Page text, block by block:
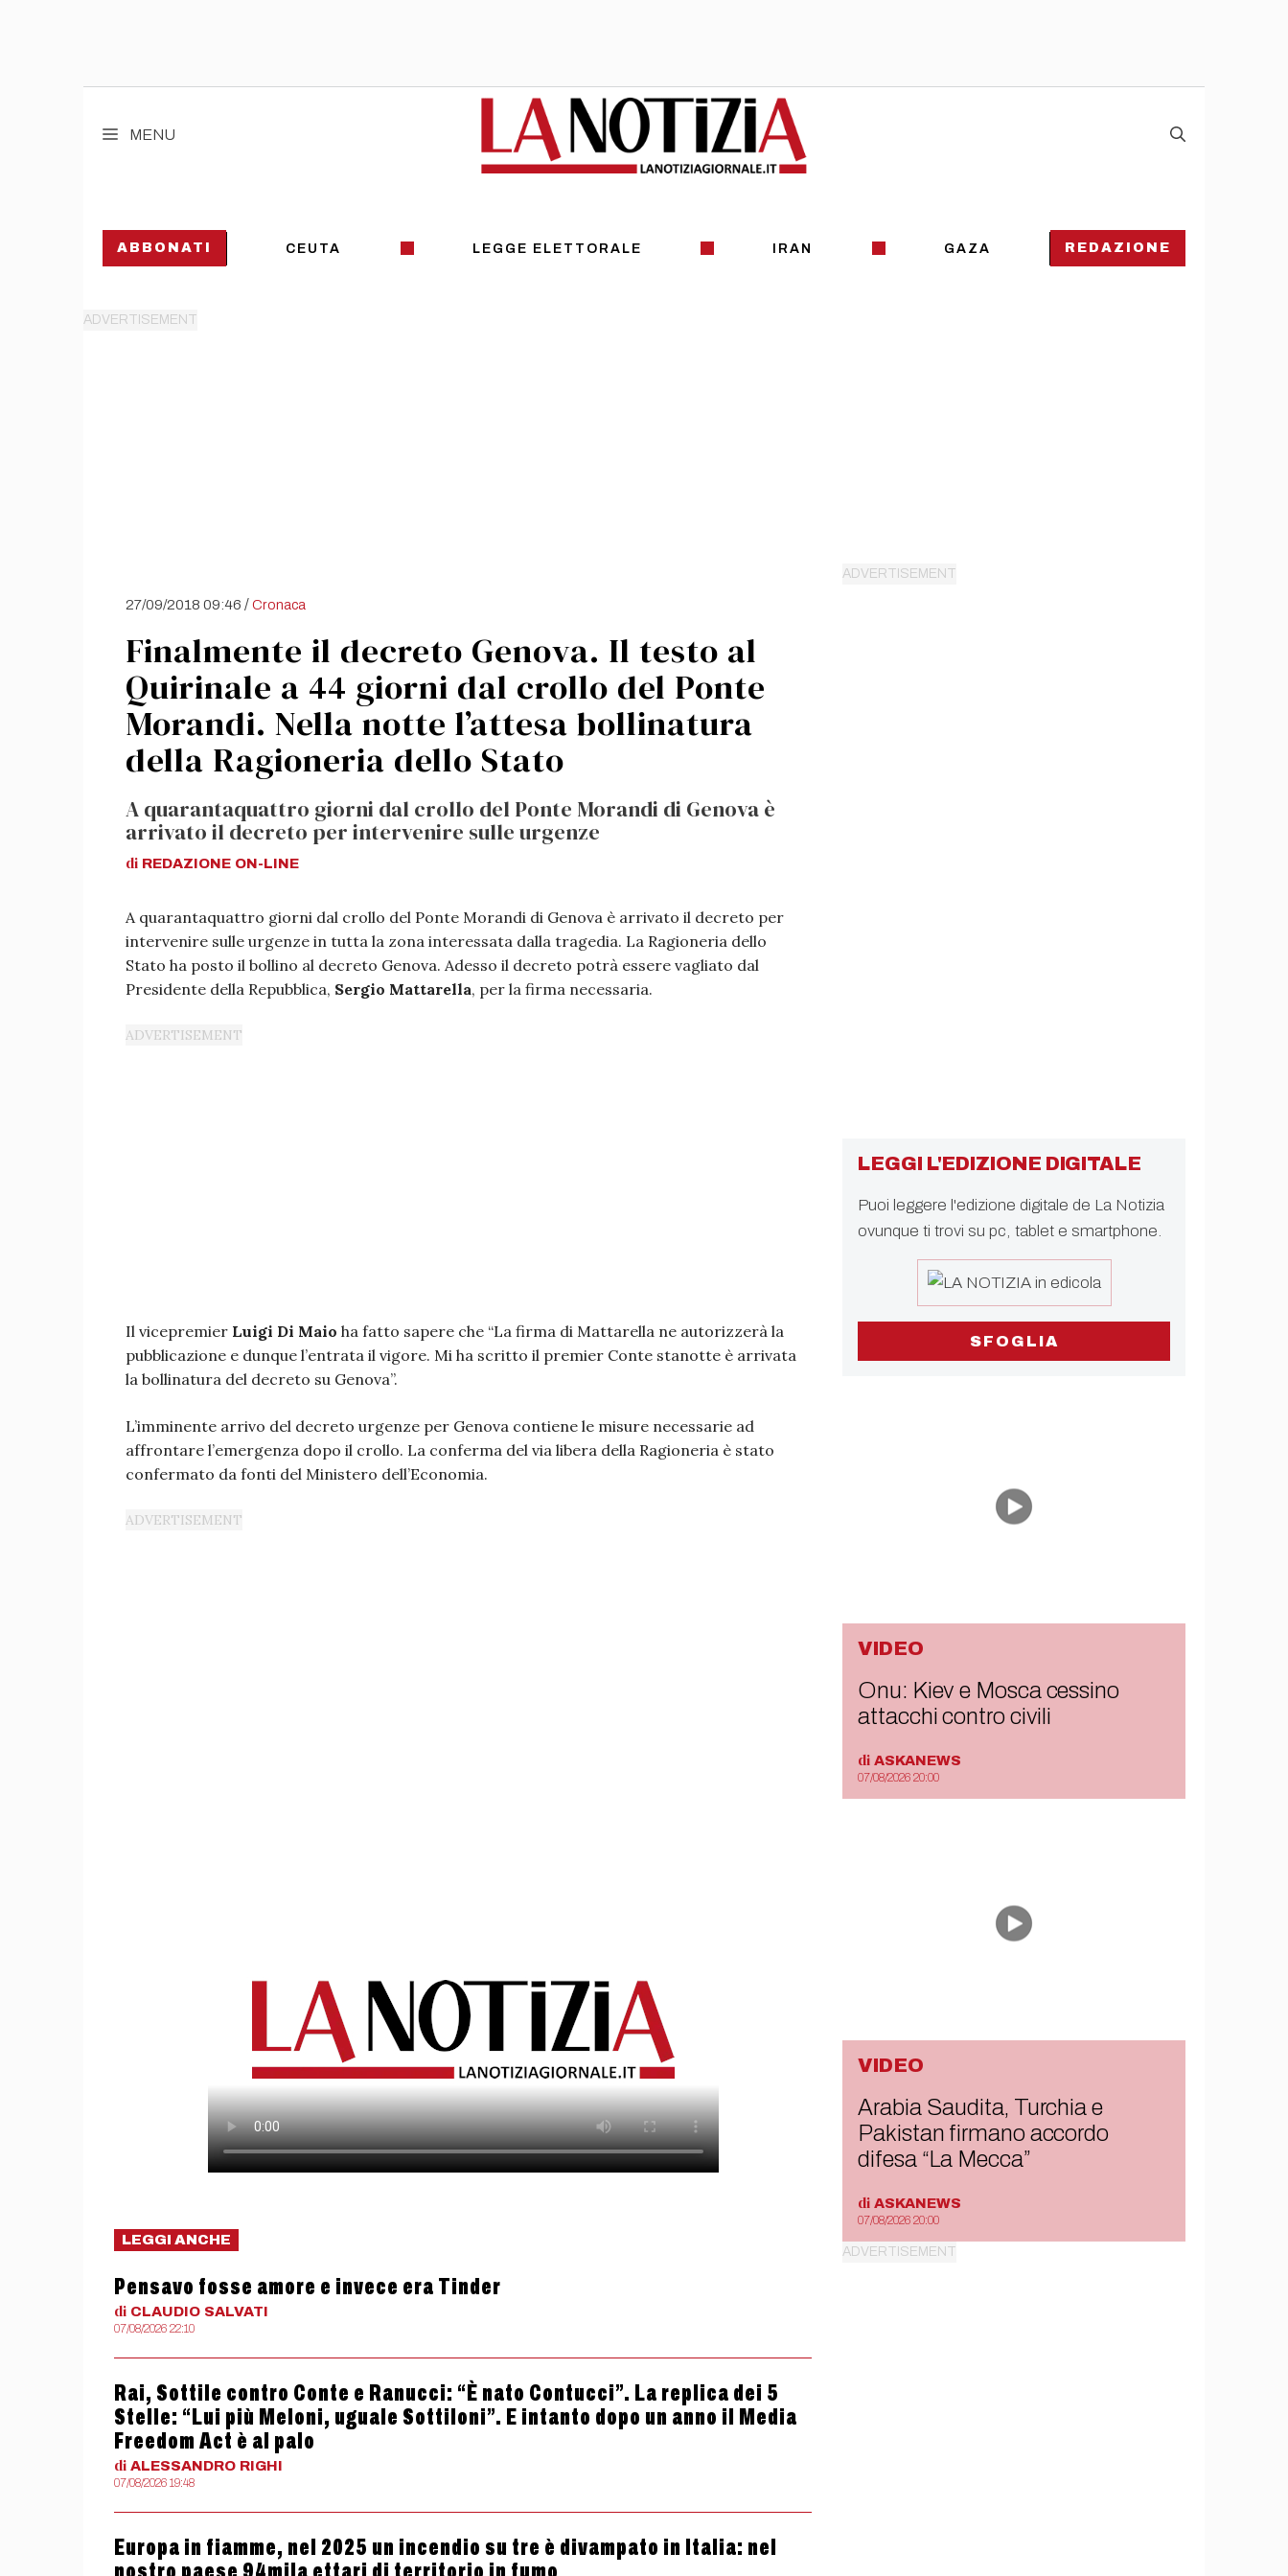
MENU
ABBONATI CEUTA LEGGE ELETTORALE IRAN GAZA REDAZIONE
27/09/2018 09:46 /Cronaca
Finalmente il decreto Genova. Il testo al
Quirinale a 44 giorni dal crollo del Ponte
Morandi. Nella notte l’attesa bollinatura
della Ragioneria dello Stato
A quarantaquattro giorni dal crollo del Ponte Morandi di Genova è
arrivato il decreto per intervenire sulle urgenze
di REDAZIONE ON-LINE
A quarantaquattro giorni dal crollo del Ponte Morandi di Genova è arrivato il decreto per
intervenire sulle urgenze in tutta la zona interessata dalla tragedia. La Ragioneria dello
Stato ha posto il bollino al decreto Genova. Adesso il decreto potrà essere vagliato dal
Presidente della Repubblica, Sergio Mattarella, per la firma necessaria.
Il vicepremier Luigi Di Maio ha fatto sapere che “La firma di Mattarella ne autorizzerà la
pubblicazione e dunque l’entrata il vigore. Mi ha scritto il premier Conte stanotte è arrivata
la bollinatura del decreto su Genova”.
L’imminente arrivo del decreto urgenze per Genova contiene le misure necessarie ad
affrontare l’emergenza dopo il crollo. La conferma del via libera della Ragioneria è stato
confermato da fonti del Ministero dell’Economia.
LEGGI ANCHE
Pensavo fosse amore e invece era Tinder
di CLAUDIO SALVATI
07/08/2026 22:10
Rai, Sottile contro Conte e Ranucci: “È nato Contucci”. La replica dei 5
Stelle: “Lui più Meloni, uguale Sottiloni”. E intanto dopo un anno il Media
Freedom Act è al palo
di ALESSANDRO RIGHI
07/08/2026 19:48
Europa in fiamme, nel 2025 un incendio su tre è divampato in Italia: nel
LEGGI L'EDIZIONE DIGITALE
Puoi leggere l'edizione digitale de La Notizia
ovunque ti trovi su pc, tablet e smartphone.
SFOGLIA
VIDEO
Onu: Kiev e Mosca cessino
attacchi contro civili
di ASKANEWS
07/08/2026 20:00
VIDEO
Arabia Saudita, Turchia e
Pakistan firmano accordo
difesa “La Mecca”
di ASKANEWS
07/08/2026 20:00